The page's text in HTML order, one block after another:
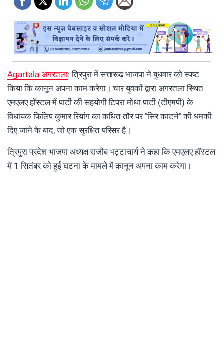
Agartala अगरतला: त्रिपुरा में सत्तारूढ़ भाजपा ने बुधवार को स्पष्ट
किया कि कानून अपना काम करेगा। चार युवकों द्वारा अगरतला स्थित
एमएलए हॉस्टल में पार्टी की सहयोगी टिपरा मोथा पार्टी (टीएमपी) के
विधायक फिलिप कुमार रियांग का कथित तौर पर "सिर काटने" की धमकी
दिए जाने के बाद, जो एक सुरक्षित परिसर है।
त्रिपुरा प्रदेश भाजपा अध्यक्ष राजीब भट्टाचार्य ने कहा कि एमएलए हॉस्टल
में 1 सितंबर को हुई घटना के मामले में कानून अपना काम करेगा।